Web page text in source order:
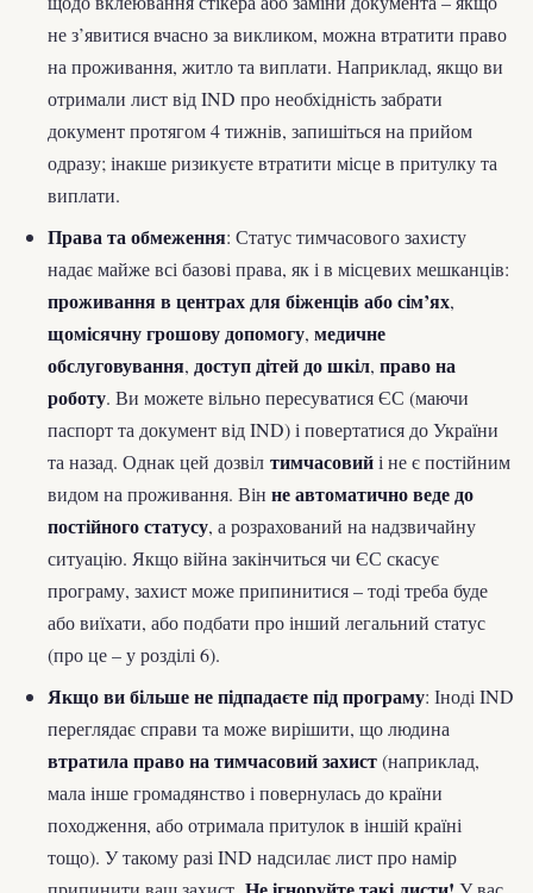
не з’явитися вчасно за викликом, можна втратити право
на проживання, житло та виплати. Наприклад, якщо ви
отримали лист від IND про необхідність забрати
документ протягом 4 тижнів, запишіться на прийом
одразу; інакше ризикуєте втратити місце в притулку та
виплати.
Права та обмеження: Статус тимчасового захисту
надає майже всі базові права, як і в місцевих мешканців:
проживання в центрах для біженців або сім’ях,
щомісячну грошову допомогу, медичне
обслуговування, доступ дітей до шкіл, право на
роботу. Ви можете вільно пересуватися ЄС (маючи
паспорт та документ від IND) і повертатися до України
та назад. Однак цей дозвіл тимчасовийі не є постійним
видом на проживання. Він не автоматично веде до
постійного статусу, а розрахований на надзвичайну
ситуацію. Якщо війна закінчиться чи ЄС скасує
програму, захист може припинитися – тоді треба буде
або виїхати, або подбати про інший легальний статус
(про це – у розділі 6).
Якщо ви більше не підпадаєте під програму: Іноді IND
переглядає справи та може вирішити, що людина
втратила право на тимчасовий захист(наприклад,
мала інше громадянство і повернулась до країни
походження, або отримала притулок в іншій країні
тощо). У такому разі IND надсилає лист про намір